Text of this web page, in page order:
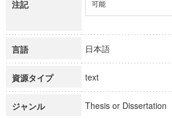
注記
可能
言語 日本語
資源タイプ text
ジャンル Thesis or Dissertation